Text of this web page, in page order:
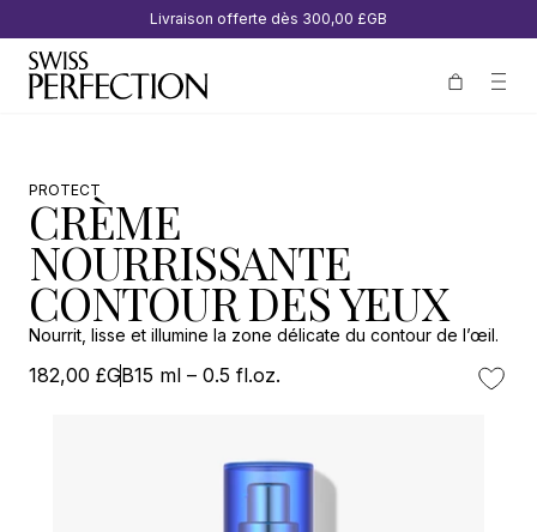
Livraison offerte dès 300,00 £GB
PROTECT
CRÈME
NOURRISSANTE
CONTOUR DES YEUX
Nourrit, lisse et illumine la zone délicate du contour de l’œil.
182,00 £GB15 ml – 0.5 fl.oz.